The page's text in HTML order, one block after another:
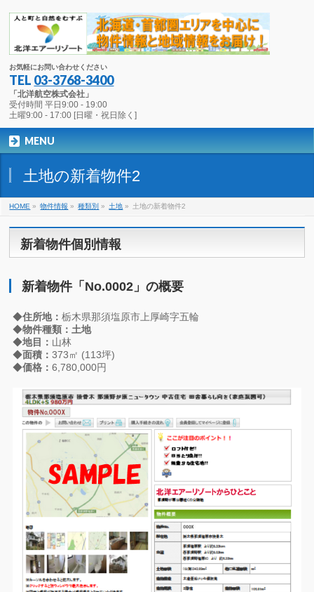
お気軽にお問い合わせください
TEL 03-3768-3400
「北洋航空株式会社」
受付時間 平日9:00 - 19:00
土曜9:00 - 17:00 [日曜・祝日除く]
MENU
土地の新着物件2
HOME » 物件情報 » 種類別 » 土地 » 土地の新着物件2
新着物件個別情報
新着物件「No.0002」の概要
◆住所地：栃木県那須塩原市上厚崎字五輪
◆物件種類：土地
◆地目： 山林
◆面積：373㎡ (113坪)
◆価格：6,780,000円